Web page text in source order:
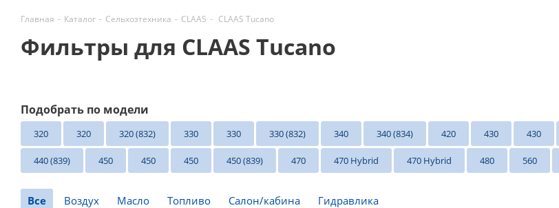
Главная - Каталог - Сельхозтехника - CLAAS - CLAAS Tucano
Фильтры для CLAAS Tucano
Подобрать по модели
320 320 320 (832) 330 330 330 (832) 340 340 (834) 420 430 430
440 (839) 450 450 450 450 (839) 470 470 Hybrid 470 Hybrid 480 560
Все Воздух Масло Топливо Салон/кабина Гидравлика